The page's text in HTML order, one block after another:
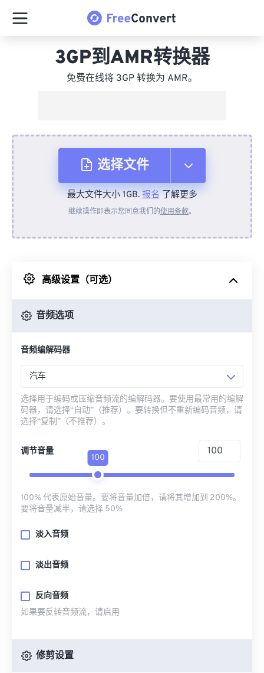
3GP到AMR转换器
免费在线将 3GP 转换为 AMR。
选择文件
从设备
来自 Google Drive
最大文件大小 1GB.报名了解更多
继续操作即表示您同意我们的使用条款。
高级设置（可选）
音频选项
音频编解码器
汽车
选择用于编码或压缩音频流的编解码器。要使用最常用的编解
码器，请选择“自动”（推荐）。要转换但不重新编码音频，请
选择“复制”（不推荐）。
调节音量
100
100% 代表原始音量。要将音量加倍，请将其增加到 200%。
要将音量减半，请选择 50%
淡入音频
淡出音频
反向音频
如果要反转音频流，请启用
修剪设置